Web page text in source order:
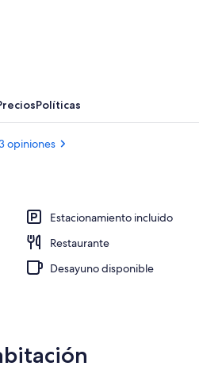
Vista desde la propiedad
Políticas
opiniones
Estacionamiento incluido
Restaurante
Desayuno disponible